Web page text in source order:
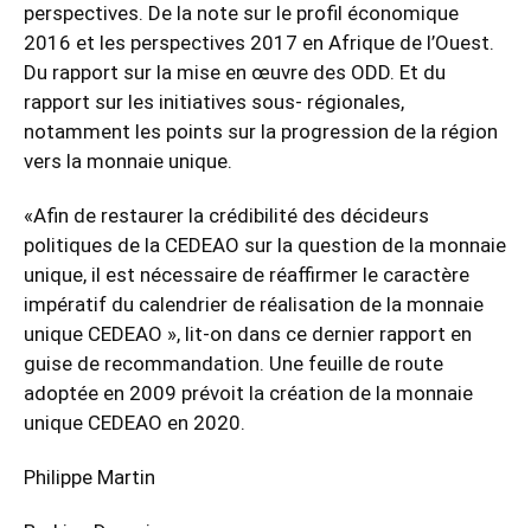
perspectives. De la note sur le profil économique
2016 et les perspectives 2017 en Afrique de l’Ouest.
Du rapport sur la mise en œuvre des ODD. Et du
rapport sur les initiatives sous- régionales,
notamment les points sur la progression de la région
vers la monnaie unique.
«Afin de restaurer la crédibilité des décideurs
politiques de la CEDEAO sur la question de la monnaie
unique, il est nécessaire de réaffirmer le caractère
impératif du calendrier de réalisation de la monnaie
unique CEDEAO », lit-on dans ce dernier rapport en
guise de recommandation. Une feuille de route
adoptée en 2009 prévoit la création de la monnaie
unique CEDEAO en 2020.
Philippe Martin